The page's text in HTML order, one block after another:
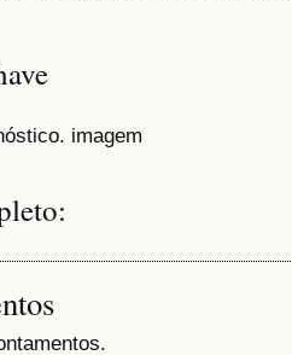
imagem